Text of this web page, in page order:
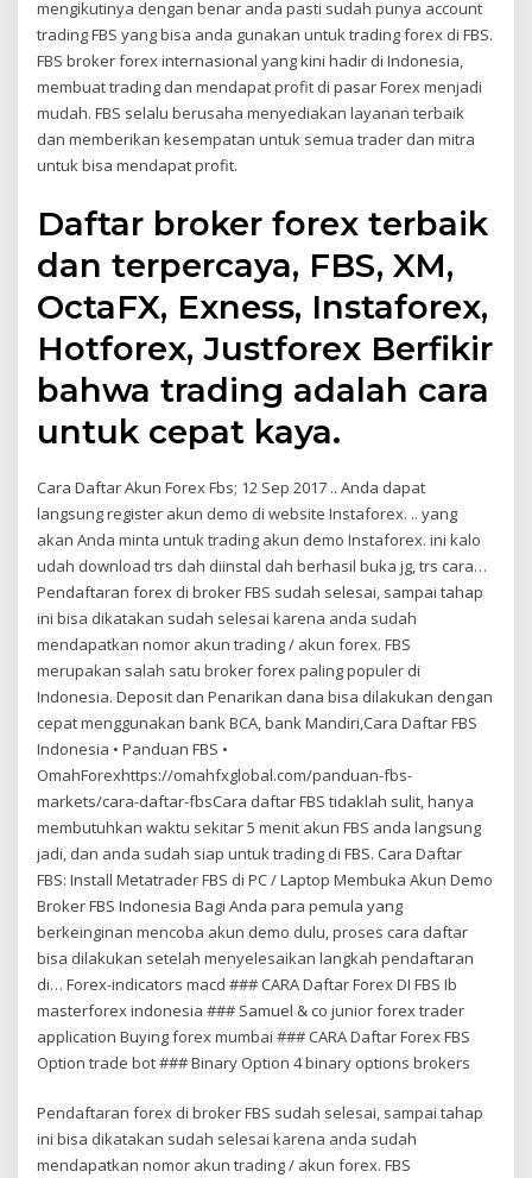
mengikutinya dengan benar anda pasti sudah punya account
trading FBS yang bisa anda gunakan untuk trading forex di FBS.
FBS broker forex internasional yang kini hadir di Indonesia,
membuat trading dan mendapat profit di pasar Forex menjadi
mudah. FBS selalu berusaha menyediakan layanan terbaik
dan memberikan kesempatan untuk semua trader dan mitra
untuk bisa mendapat profit.
Daftar broker forex terbaik
dan terpercaya, FBS, XM,
OctaFX, Exness, Instaforex,
Hotforex, Justforex Berfikir
bahwa trading adalah cara
untuk cepat kaya.
Cara Daftar Akun Forex Fbs; 12 Sep 2017 .. Anda dapat
langsung register akun demo di website Instaforex. .. yang
akan Anda minta untuk trading akun demo Instaforex. ini kalo
udah download trs dah diinstal dah berhasil buka jg, trs cara…
Pendaftaran forex di broker FBS sudah selesai, sampai tahap
ini bisa dikatakan sudah selesai karena anda sudah
mendapatkan nomor akun trading / akun forex. FBS
merupakan salah satu broker forex paling populer di
Indonesia. Deposit dan Penarikan dana bisa dilakukan dengan
cepat menggunakan bank BCA, bank Mandiri,Cara Daftar FBS
Indonesia • Panduan FBS •
OmahForexhttps://omahfxglobal.com/panduan-fbs-
markets/cara-daftar-fbsCara daftar FBS tidaklah sulit, hanya
membutuhkan waktu sekitar 5 menit akun FBS anda langsung
jadi, dan anda sudah siap untuk trading di FBS. Cara Daftar
FBS: Install Metatrader FBS di PC / Laptop Membuka Akun Demo
Broker FBS Indonesia Bagi Anda para pemula yang
berkeinginan mencoba akun demo dulu, proses cara daftar
bisa dilakukan setelah menyelesaikan langkah pendaftaran
di… Forex-indicators macd ### CARA Daftar Forex DI FBS Ib
masterforex indonesia ### Samuel & co junior forex trader
application Buying forex mumbai ### CARA Daftar Forex FBS
Option trade bot ### Binary Option 4 binary options brokers
Pendaftaran forex di broker FBS sudah selesai, sampai tahap
ini bisa dikatakan sudah selesai karena anda sudah
mendapatkan nomor akun trading / akun forex. FBS